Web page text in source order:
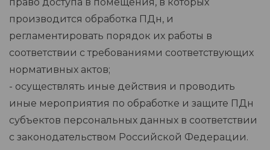
производится обработка ПДн, и
регламентировать порядок их работы в
соответствии с требованиями соответствующих
нормативных актов;
- осуществлять иные действия и проводить
иные мероприятия по обработке и защите ПДн
субъектов персональных данных в соответствии
с законодательством Российской Федерации.